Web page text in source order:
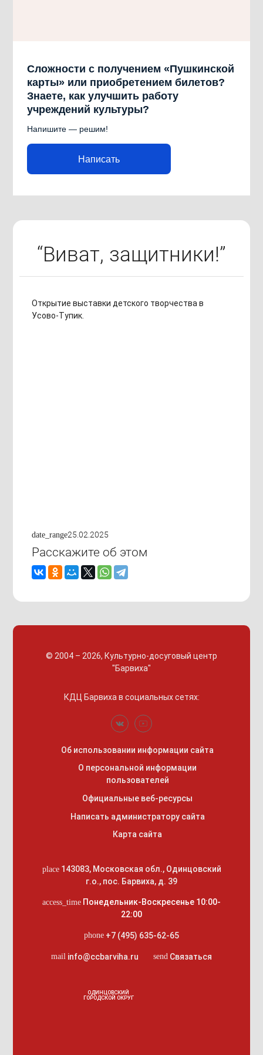
Сложности с получением «Пушкинской
карты» или приобретением билетов?
Знаете, как улучшить работу
учреждений культуры?
Напишите — решим!
Написать
“Виват, защитники!”
Открытие выставки детского творчества в
Усово-Тупик.
date_range25.02.2025
Расскажите об этом
© 2004 – 2026, Культурно-досуговый центр
"Барвиха"
КДЦ Барвиха в социальных сетях:
Об использовании информации сайта
О персональной информации
пользователей
Официальные веб-ресурсы
Написать администратору сайта
Карта сайта
place 143083, Московская обл., Одинцовский
г.о., пос. Барвиха, д. 39
access_time Понедельник-Воскресенье 10:00-
22:00
phone +7 (495) 635-62-65
mail info@ccbarviha.ru send Связаться
ОДИНЦОВСКИЙ
ГОРОДСКОЙ ОКРУГ